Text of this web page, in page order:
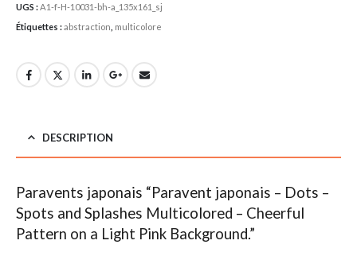
UGS :A1-f-H-10031-bh-a_135x161_sj
Étiquettes :abstraction multicolore
DESCRIPTION
Paravents japonais “Paravent japonais – Dots –
Spots and Splashes Multicolored – Cheerful
Pattern on a Light Pink Background.”